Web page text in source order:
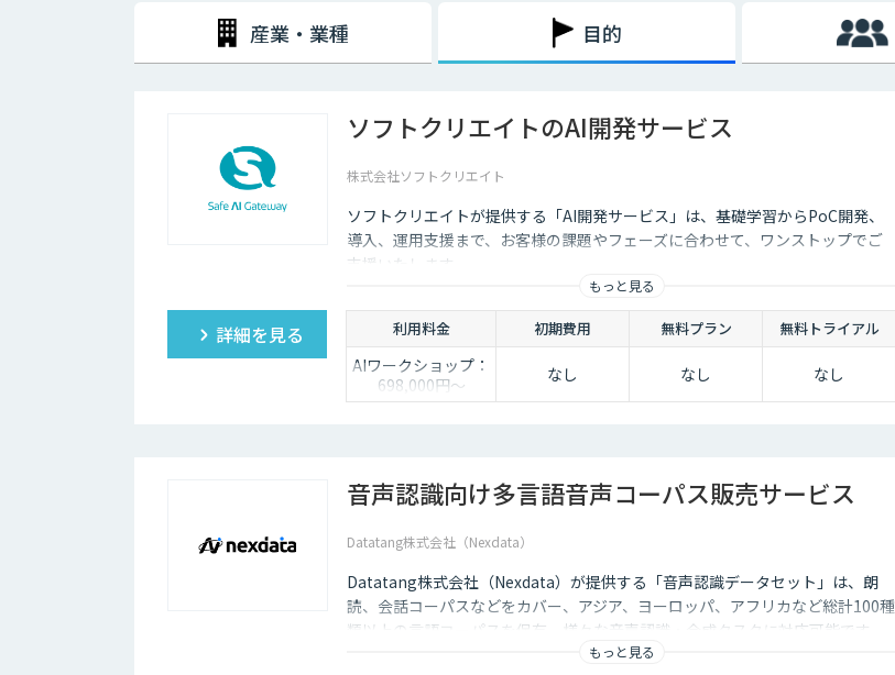
産業・業種 目的
ソフトクリエイトのAI開発サービス
株式会社ソフトクリエイト
ソフトクリエイトが提供する「AI開発サービス」は、基礎学習からPoC開発、
導入、運用支援まで、お客様の課題やフェーズに合わせて、ワンストップでご
支援いたします。
もっと見る
詳細を見る 利用料金 初期費用 無料プラン 無料トライアル
AIワークショップ：
698,000円〜
PoC開発：
なし なし なし
音声認識向け多言語音声コーパス販売サービス
Datatang株式会社（Nexdata）
Datatang株式会社（Nexdata）が提供する「音声認識データセット」は、朗
読、会話コーパスなどをカバー、アジア、ヨーロッパ、アフリカなど総計100種
類以上の言語コーパスを保有、様々な音声認識・合成タスクに対応可能です。
もっと見る